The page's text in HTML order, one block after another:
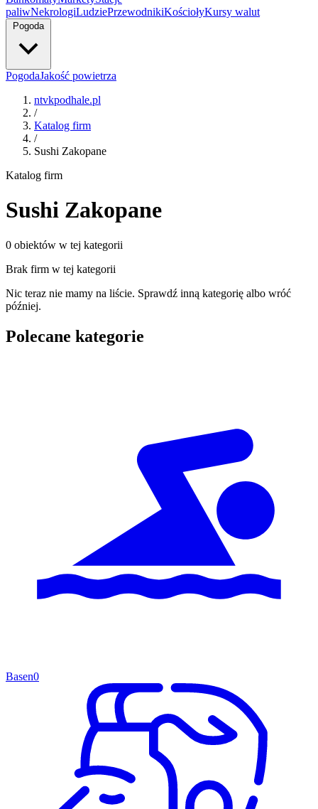
paliwNekrologiLudziePrzewodnikiKościołyKursy walut
Pogoda
PogodaJakość powietrza
ntvkpodhale.pl
/
Katalog firm
/
Sushi Zakopane
Katalog firm
Sushi Zakopane
0 obiektów w tej kategorii
Brak firm w tej kategorii
Nic teraz nie mamy na liście. Sprawdź inną kategorię albo wróć
później.
Polecane kategorie
Basen0